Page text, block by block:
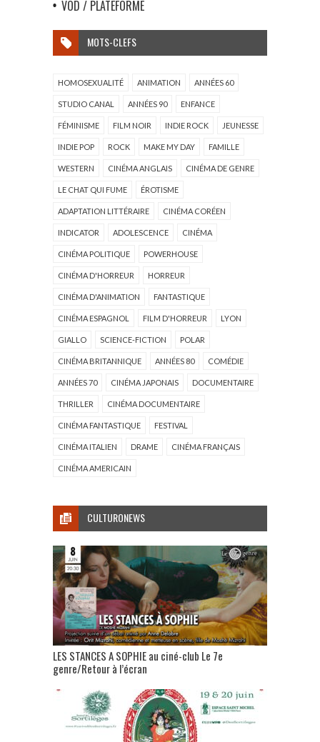
VOD / PLATEFORME
MOTS-CLEFS
HOMOSEXUALITÉ ANIMATION ANNÉES 60
STUDIO CANAL ANNÉES 90 ENFANCE
FÉMINISME FILM NOIR INDIE ROCK JEUNESSE
INDIE POP ROCK MAKE MY DAY FAMILLE
WESTERN CINÉMA ANGLAIS CINÉMA DE GENRE
LE CHAT QUI FUME ÉROTISME
ADAPTATION LITTÉRAIRE CINÉMA CORÉEN
INDICATOR ADOLESCENCE CINÉMA
CINÉMA POLITIQUE POWERHOUSE
CINÉMA D'HORREUR HORREUR
CINÉMA D'ANIMATION FANTASTIQUE
CINÉMA ESPAGNOL FILM D'HORREUR LYON
GIALLO SCIENCE-FICTION POLAR
CINÉMA BRITANNIQUE ANNÉES 80 COMÉDIE
ANNÉES 70 CINÉMA JAPONAIS DOCUMENTAIRE
THRILLER CINÉMA DOCUMENTAIRE
CINÉMA FANTASTIQUE FESTIVAL
CINÉMA ITALIEN DRAME CINÉMA FRANÇAIS
CINÉMA AMERICAIN
CULTURONEWS
LES STANCES A SOPHIE au ciné-club Le 7e
genre/Retour à l’écran